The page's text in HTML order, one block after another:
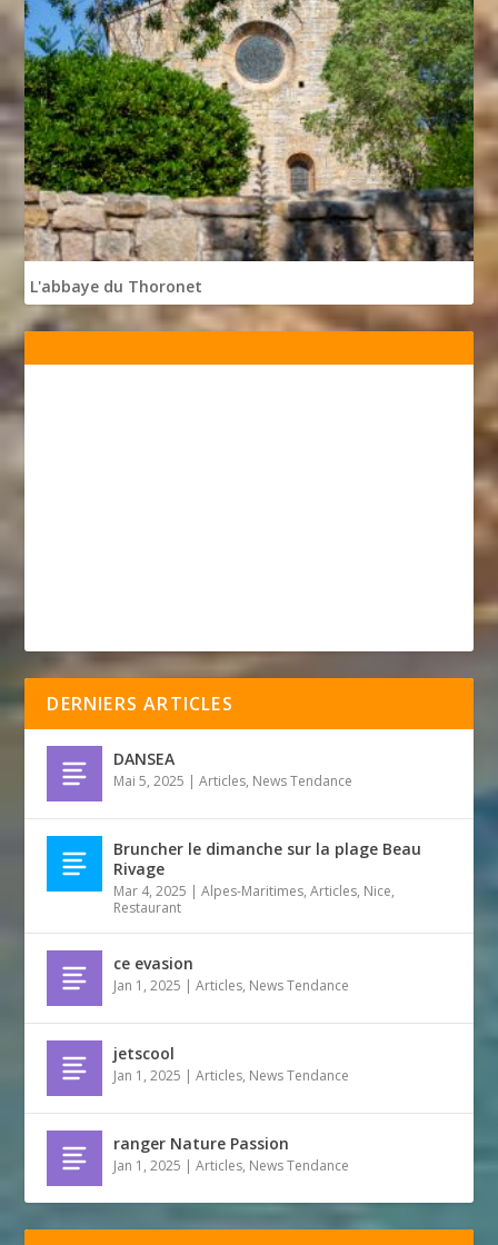
L'abbaye du Thoronet
DERNIERS ARTICLES
DANSEA
Mai 5, 2025 |Articles, News Tendance
Bruncher le dimanche sur la plage Beau
Rivage
Mar 4, 2025 |Alpes-Maritimes,Articles, Nice,
Restaurant
ce evasion
Jan 1, 2025 |Articles, News Tendance
jetscool
Jan 1, 2025 |Articles, News Tendance
ranger Nature Passion
Jan 1, 2025 |Articles, News Tendance